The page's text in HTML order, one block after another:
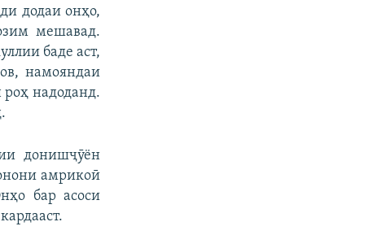
додаи онҳо,
мешавад.
баде аст,
намояндаи
надоданд.
донишҷӯён
амрикоӣ
бар асоси